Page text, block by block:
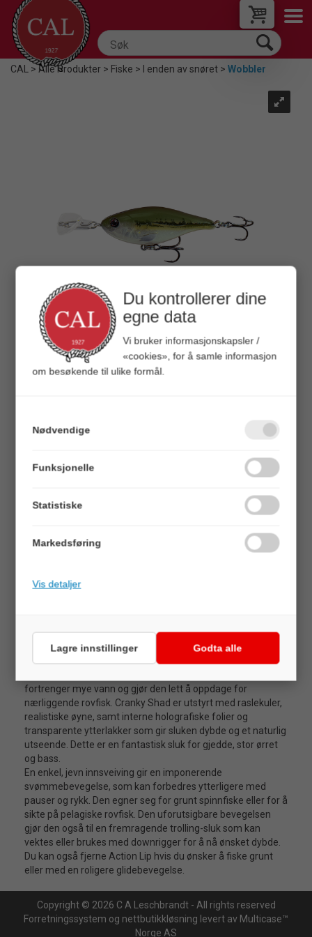
CAL >Alle Produkter>Fiske> I enden av snøret>Wobbler
Varenr:106205
Headbanger Cranky Shad kombinerer en skarp,
uforutsigbar og unnvikende side-til-side Headbanger-
fortrenger mye vann og gjør den lett å oppdage for
nærliggende rovfisk. Cranky Shad er utstyrt med raslekuler,
realistiske øyne, samt interne holografiske folier og
transparente ytterlakker som gir sluken dybde og et naturlig
utseende. Dette er en fantastisk sluk for gjedde, stor ørret
og bass.
En enkel, jevn innsveiving gir en imponerende
svømmebevegelse, som kan forbedres ytterligere med
pauser og rykk. Den egner seg for grunt spinnfiske eller for å
sikte på pelagiske rovfisk. Den uforutsigbare bevegelsen
gjør den også til en fremragende trolling-sluk som kan
vektes eller brukes med downrigger for å nå ønsket dybde.
Du kan også fjerne Action Lip hvis du ønsker å fiske grunt
eller med en roligere glidebevegelse.
Copyright © 2026 C A Leschbrandt - All rights reserved
Forretningssystem og nettbutikkløsning levert av Multicase™
Norge AS
Du kontrollerer dine
egne data
Vi bruker informasjonskapsler /
«cookies», for å samle informasjon
om besøkende til ulike formål.
Nødvendige
Funksjonelle
Statistiske
Markedsføring
Vis detaljer
Lagre innstillinger Godta alle